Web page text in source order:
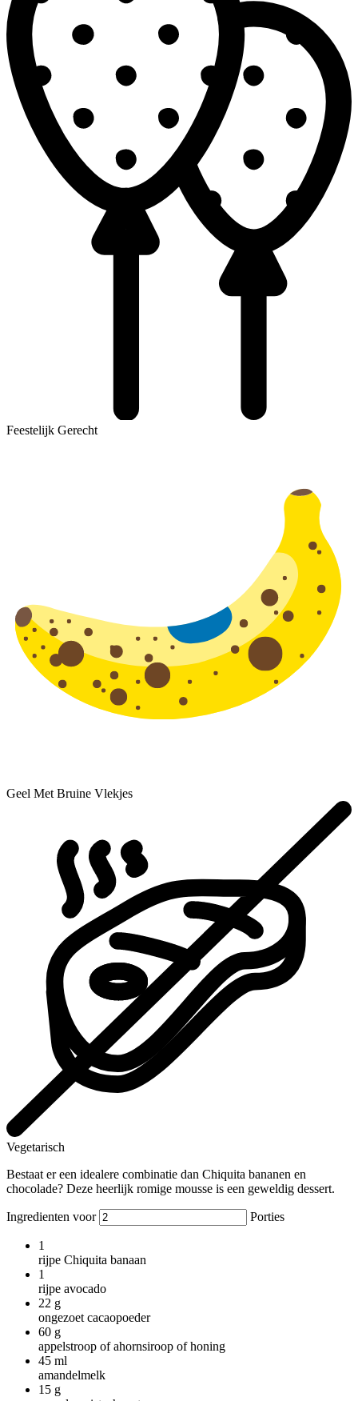
Feestelijk Gerecht
Geel Met Bruine Vlekjes
Vegetarisch
Bestaat er een idealere combinatie dan Chiquita bananen en
chocolade? Deze heerlijk romige mousse is een geweldig dessert.
Ingredienten voor Porties
1
rijpe Chiquita banaan
1
rijpe avocado
22 g
ongezoet cacaopoeder
60 g
appelstroop of ahornsiroop of honing
45 ml
amandelmelk
15 g